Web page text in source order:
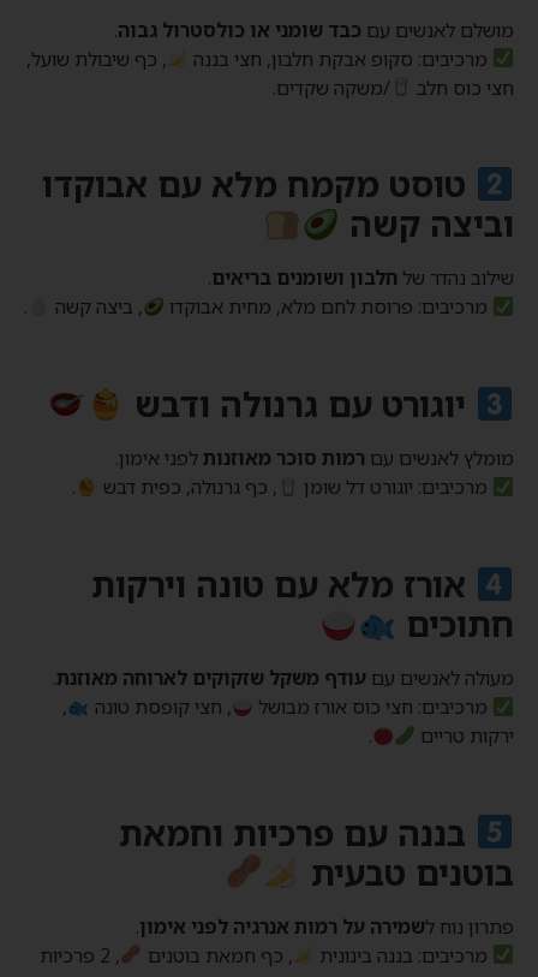
מושלם לאנשים עם כבד שומני או כולסטרול גבוה.
מרכיבים: סקופ אבקת חלבון, חצי בננה
, כף שיבולת שועל,
חצי כוס חלב
/משקה שקדים.
טוסט מקמח מלא עם אבוקדו
וביצה קשה
שילוב נהדר של חלבון ושומנים בריאים.
מרכיבים: פרוסת לחם מלא, מחית אבוקדו
, ביצה קשה .
יוגורט עם גרנולה ודבש
מומלץ לאנשים עם רמות סוכר מאוזנותלפני אימון.
מרכיבים: יוגורט דל שומן
, כף גרנולה, כפית דבש .
אורז מלא עם טונה וירקות
חתוכים
מעולה לאנשים עם עודף משקל שזקוקים לארוחה מאוזנת.
מרכיבים: חצי כוס אורז מבושל
, חצי קופסת טונה
,
ירקות טריים
.
בננה עם פרכיות וחמאת
בוטנים טבעית
פתרון נוח לשמירה על רמות אנרגיה לפני אימון.
מרכיבים: בננה בינונית
, כף חמאת בוטנים
, 2 פרכיות